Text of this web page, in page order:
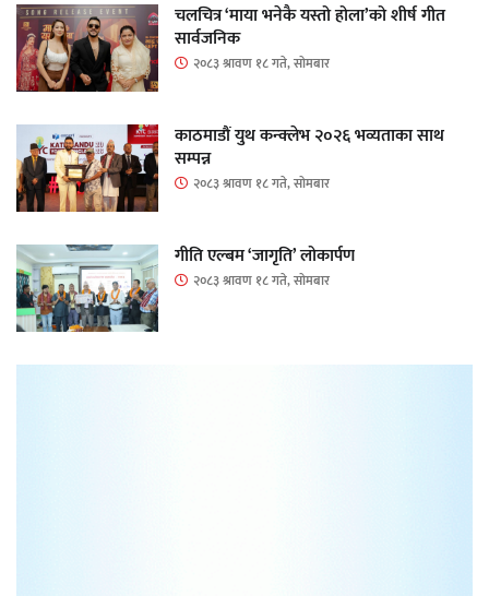
चलचित्र ‘माया भनेकै यस्तो होला’को शीर्ष गीत
सार्वजनिक
२०८३ श्रावण १८ गते, सोमबार
काठमाडौं युथ कन्क्लेभ २०२६ भव्यताका साथ
सम्पन्न
२०८३ श्रावण १८ गते, सोमबार
गीति एल्बम ‘जागृति’ लोकार्पण
२०८३ श्रावण १८ गते, सोमबार